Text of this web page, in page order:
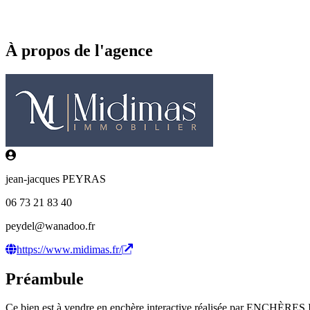
À propos de l'agence
jean-jacques PEYRAS
06 73 21 83 40
peydel@wanadoo.fr
https://www.midimas.fr/
Préambule